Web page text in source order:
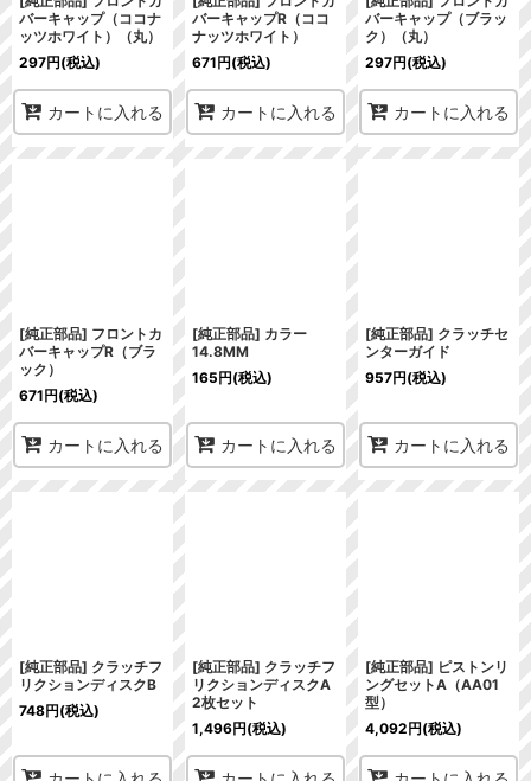
バーキャップ（ココナ
ッツホワイト）（丸）
297円(税込)
カートに入れる
バーキャップR（ココ
ナッツホワイト）
671円(税込)
カートに入れる
バーキャップ（ブラッ
ク）（丸）
297円(税込)
カートに入れる
[純正部品] フロントカ
バーキャップR（ブラ
ック）
671円(税込)
カートに入れる
[純正部品] カラー
14.8MM
165円(税込)
カートに入れる
[純正部品] クラッチセ
ンターガイド
957円(税込)
カートに入れる
[純正部品] クラッチフ
リクションディスクB
748円(税込)
[純正部品] クラッチフ
リクションディスクA
2枚セット
1,496円(税込)
[純正部品] ピストンリ
ングセットA（AA01
型）
4,092円(税込)